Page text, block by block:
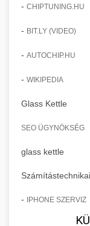
- CHIPTUNING.HU
- BIT.LY (VIDEO)
- AUTOCHIP.HU
- WIKIPEDIA
Glass Kettle
SEO ÜGYNÖKSÉG
glass kettle
- IPHONE SZERVIZ